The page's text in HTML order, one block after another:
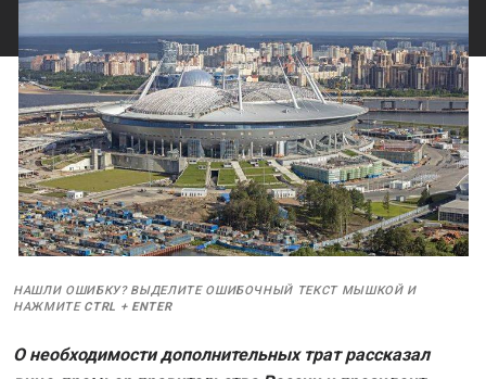
НАШЛИ ОШИБКУ? ВЫДЕЛИТЕ ОШИБОЧНЫЙ ТЕКСТ МЫШКОЙ И
НАЖМИТЕ CTRL + ENTER
О необходимости дополнительных трат рассказал